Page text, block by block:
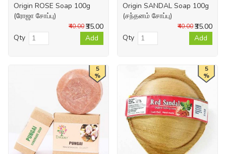
Origin ROSE Soap 100g
(ரோஜா சோப்பு)
₹35.00
₹40.00
Qty Add
Origin SANDAL Soap 100g
(சந்தனம் சோப்பு)
₹35.00
₹40.00
Qty Add
5
%
5
%